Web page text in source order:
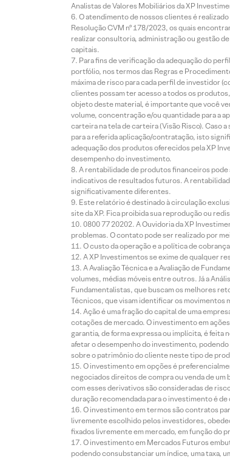
Analistas de Valores Mobiliários da XP
O atendimento de nossos clientes é
Resolução CVM nº 178/2023, os quais
realizar consultoria, administração ou gestão
capitais.
Para fins de verificação da adequação do
portfólio, nos termos das Regras e
máxima de risco para cada perfil de investidor
clientes possam ter acesso a todos os
objeto deste material, é importante que você
volume, concentração e/ou quantidade para a
carteira na tela de carteira (Visão Risco). Caso
para a referida aplicação/contratação, isto
adequação dos produtos oferecidos pela XP
desempenho do investimento.
A rentabilidade de produtos financeiros
indicativos de resultados futuros. A
significativamente diferentes.
Este relatório é destinado à circulação
site da XP. Fica proibida sua reprodução ou
0800 77 20202. A Ouvidoria da XP
problemas. O contato pode ser realizado por
O custo da operação e a política de
A XP Investimentos se exime de qualquer
A Avaliação Técnica e a Avaliação de
volumes, médias móveis entre outros. Já a
Fundamentalistas, que buscam os melhores
Técnicos, que visam identificar os movimentos
Ação é uma fração do capital de uma
cotações de mercado. O investimento em
garantia, de forma expressa ou implícita, é
afetar o desempenho do investimento,
sobre o patrimônio do cliente neste tipo de
O investimento em opções é
negociados direitos de compra ou venda de
com esses derivativos são consideradas de
duração recomendada para o investimento é
O investimento em termos são contratos
livremente escolhido pelos investidores,
fixados livremente em mercado, em função do
O investimento em Mercados Futuros
podendo consubstanciar um índice, uma taxa,